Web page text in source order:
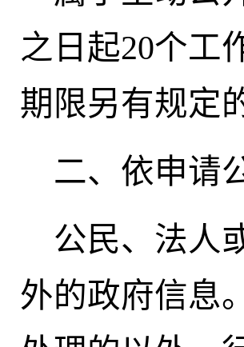
之日起20个工
期限另有规定
二、依申请
公民、法人
外的政府信息